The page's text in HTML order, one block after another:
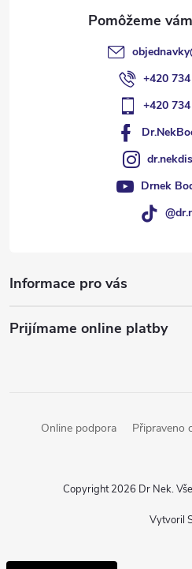
objednavky
+420
+420
Drnek
Informace pro vás
Prijímame online platby
Online podpora Připraveno
Vytvoril
Copyright 2026 Dr Nek.